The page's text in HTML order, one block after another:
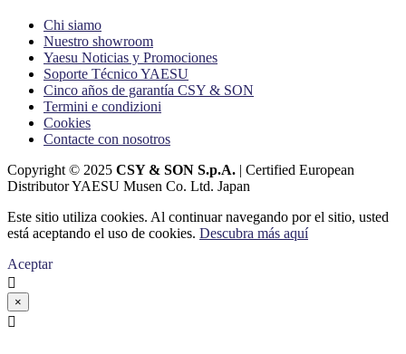
Chi siamo
Nuestro showroom
Yaesu Noticias y Promociones
Soporte Técnico YAESU
Cinco años de garantía CSY & SON
Termini e condizioni
Cookies
Contacte con nosotros
Copyright © 2025 CSY & SON S.p.A. | Certified European
Distributor YAESU Musen Co. Ltd. Japan
Este sitio utiliza cookies. Al continuar navegando por el sitio, usted
está aceptando el uso de cookies. Descubra más aquí
Aceptar

×
